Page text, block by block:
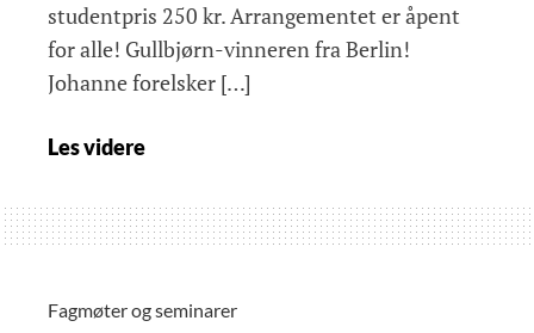
studentpris 250 kr. Arrangementet er åpent
for alle! Gullbjørn-vinneren fra Berlin!
Johanne forelsker […]
Les videre
film
av
Johan
Fagmøter og seminarer